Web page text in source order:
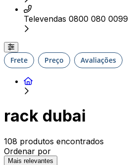
Televendas 0800 080 0099
Frete Preço Avaliações
rack dubai
108 produtos encontrados
Ordenar por
Mais relevantes